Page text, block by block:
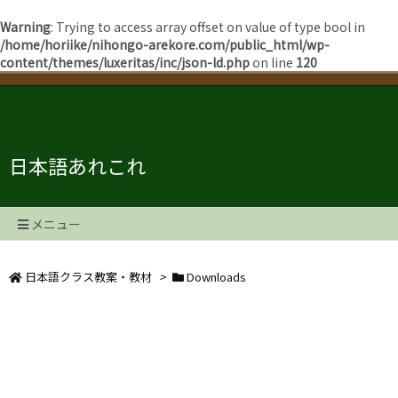
Warning: Trying to access array offset on value of type bool in
/home/horiike/nihongo-arekore.com/public_html/wp-
content/themes/luxeritas/inc/json-ld.phpon line 120
日本語あれこれ
メニュー
日本語クラス教案・教材 > Downloads